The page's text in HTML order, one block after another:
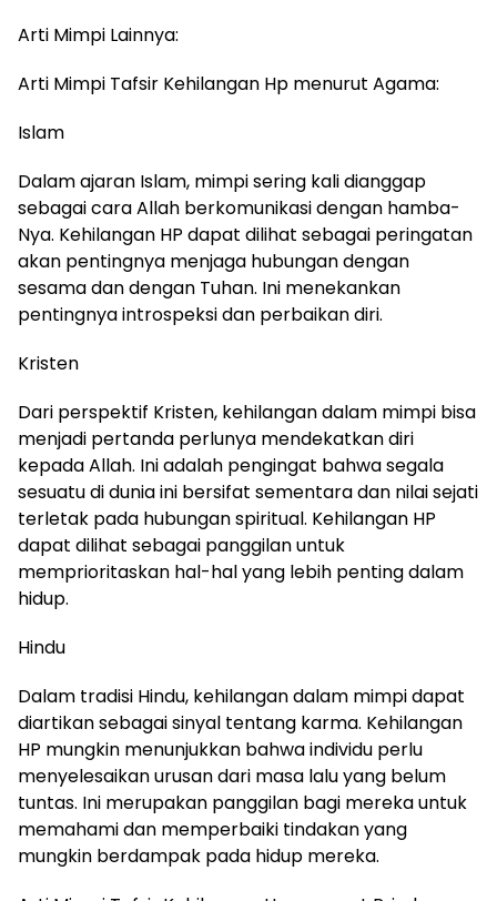
Arti Mimpi Lainnya:
Arti Mimpi Tafsir Kehilangan Hp menurut Agama:
Islam
Dalam ajaran Islam, mimpi sering kali dianggap
sebagai cara Allah berkomunikasi dengan hamba-
Nya. Kehilangan HP dapat dilihat sebagai peringatan
akan pentingnya menjaga hubungan dengan
sesama dan dengan Tuhan. Ini menekankan
pentingnya introspeksi dan perbaikan diri.
Kristen
Dari perspektif Kristen, kehilangan dalam mimpi bisa
menjadi pertanda perlunya mendekatkan diri
kepada Allah. Ini adalah pengingat bahwa segala
sesuatu di dunia ini bersifat sementara dan nilai sejati
terletak pada hubungan spiritual. Kehilangan HP
dapat dilihat sebagai panggilan untuk
memprioritaskan hal-hal yang lebih penting dalam
hidup.
Hindu
Dalam tradisi Hindu, kehilangan dalam mimpi dapat
diartikan sebagai sinyal tentang karma. Kehilangan
HP mungkin menunjukkan bahwa individu perlu
menyelesaikan urusan dari masa lalu yang belum
tuntas. Ini merupakan panggilan bagi mereka untuk
memahami dan memperbaiki tindakan yang
mungkin berdampak pada hidup mereka.